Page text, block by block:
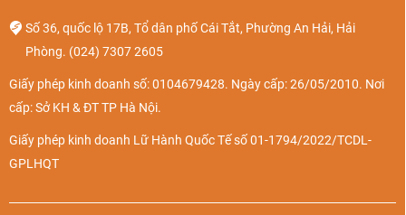
Số 36, quốc lộ 17B, Tổ dân phố Cái Tắt, Phường An Hải, Hải
Phòng. (024) 7307 2605
Giấy phép kinh doanh số: 0104679428. Ngày cấp: 26/05/2010. Nơi
cấp: Sở KH & ĐT TP Hà Nội.
Giấy phép kinh doanh Lữ Hành Quốc Tế số 01-1794/2022/TCDL-
GPLHQT